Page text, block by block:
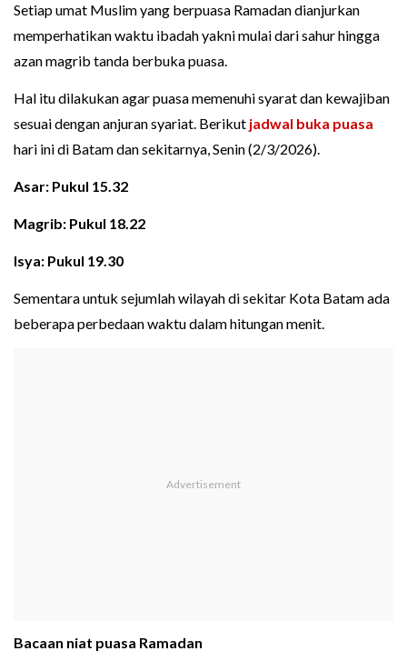
Setiap umat Muslim yang berpuasa Ramadan dianjurkan
memperhatikan waktu ibadah yakni mulai dari sahur hingga
azan magrib tanda berbuka puasa.
Hal itu dilakukan agar puasa memenuhi syarat dan kewajiban
sesuai dengan anjuran syariat. Berikut jadwal buka puasa
hari ini di Batam dan sekitarnya, Senin (2/3/2026).
Asar: Pukul 15.32
Magrib: Pukul 18.22
Isya: Pukul 19.30
Sementara untuk sejumlah wilayah di sekitar Kota Batam ada
beberapa perbedaan waktu dalam hitungan menit.
Bacaan niat puasa Ramadan